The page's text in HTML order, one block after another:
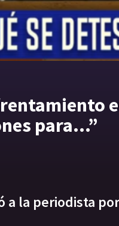
para…”
a la periodista